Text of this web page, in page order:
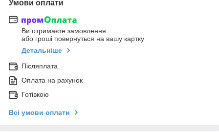
Умови оплати
Ви отримаєте замовлення
або гроші повернуться на вашу картку
Детальніше
Післяплата
Оплата на рахунок
Готівкою
Всі умови оплати